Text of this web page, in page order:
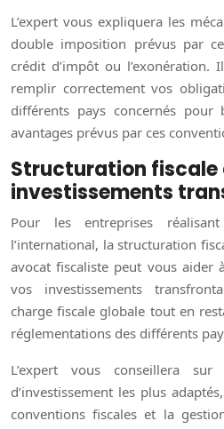
L’expert vous expliquera les
double imposition prévus par
crédit d’impôt ou l’exonération.
remplir correctement vos
différents pays concernés pour
avantages prévus par ces
Structuration fiscale
investissements
Pour les entreprises
l’international, la structuration
avocat fiscaliste peut vous aider
vos investissements
charge fiscale globale tout en
réglementations des différents
L’expert vous conseillera
d’investissement les plus
conventions fiscales et la